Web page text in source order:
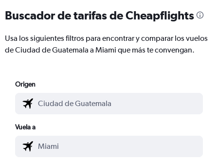
Buscador de tarifas de Cheapflights
Usa los siguientes filtros para encontrar y comparar los vuelos
de Ciudad de Guatemala a Miami que más te convengan.
Origen
Vuela a